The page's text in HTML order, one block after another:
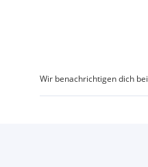
Wir benachrichtigen dich bei